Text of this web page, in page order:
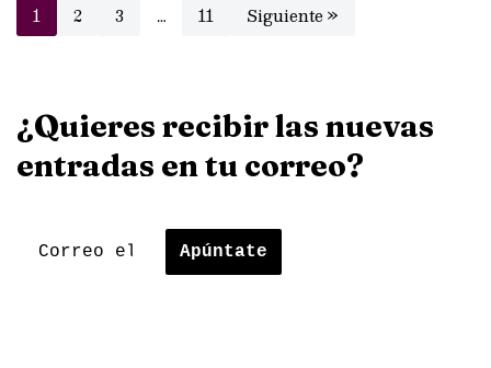
1 2 3 … 11 Siguiente »
¿Quieres recibir las nuevas
entradas en tu correo?